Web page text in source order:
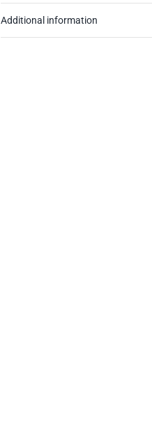
Additional information